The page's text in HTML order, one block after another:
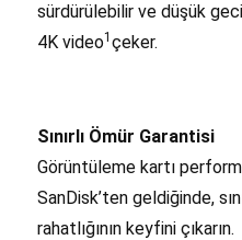
sürdürülebilir ve düşük
4K video1 çeker.
Sınırlı Ömür Garantisi
Görüntüleme kartı
SanDisk’ten geldiğinde,
rahatlığının keyfini çıkarın.